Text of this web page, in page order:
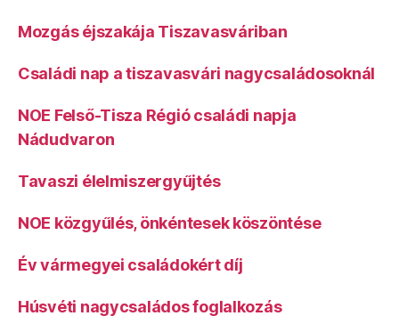
Mozgás éjszakája Tiszavasváriban
Családi nap a tiszavasvári nagycsaládosoknál
NOE Felső-Tisza Régió családi napja
Nádudvaron
Tavaszi élelmiszergyűjtés
NOE közgyűlés, önkéntesek köszöntése
Év vármegyei családokért díj
Húsvéti nagycsaládos foglalkozás